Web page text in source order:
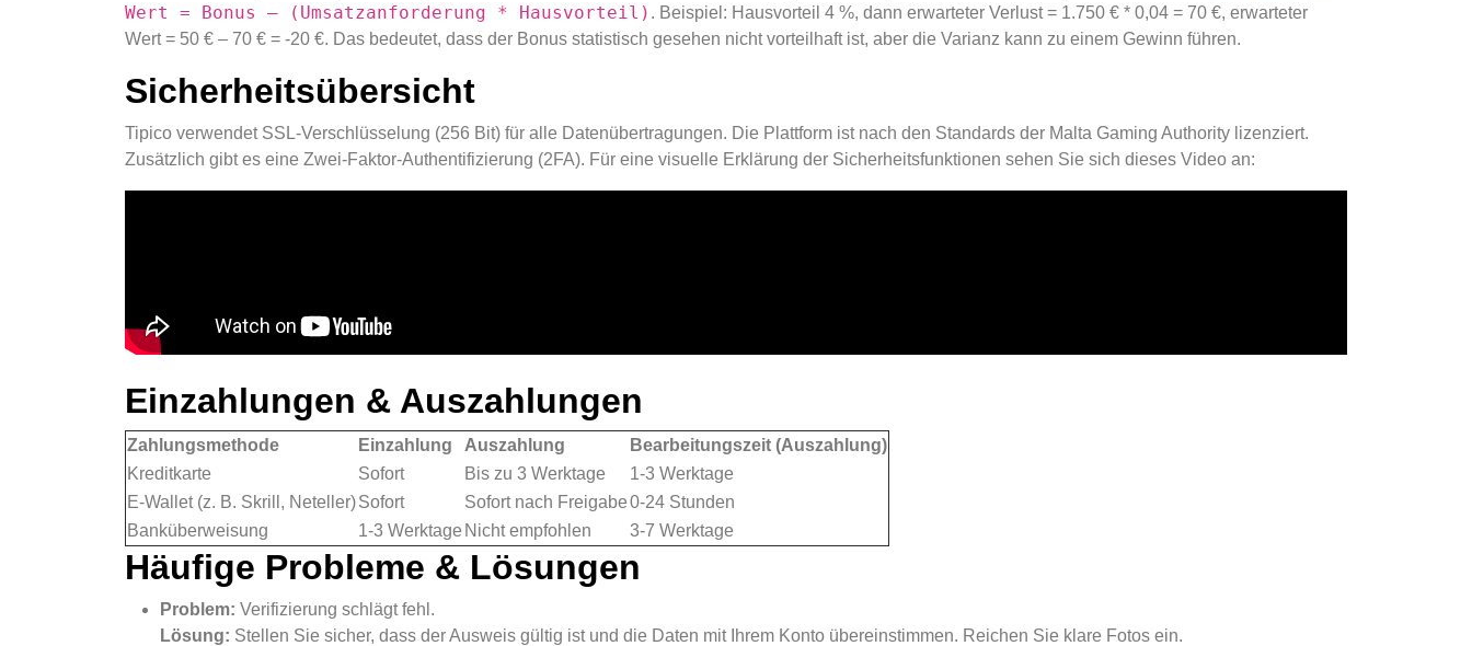
Wert = Bonus – (Umsatzanforderung * Hausvorteil) . Beispiel: Hausvorteil 4 %, dann erwarteter Verlust = 1.750 € * 0,04 = 70 €, erwarteter
Wert = 50 € – 70 € = -20 €. Das bedeutet, dass der Bonus statistisch gesehen nicht vorteilhaft ist, aber die Varianz kann zu einem Gewinn führen.
Sicherheitsübersicht
Tipico verwendet SSL-Verschlüsselung (256 Bit) für alle Datenübertragungen. Die Plattform ist nach den Standards der Malta Gaming Authority lizenziert.
Zusätzlich gibt es eine Zwei-Faktor-Authentifizierung (2FA). Für eine visuelle Erklärung der Sicherheitsfunktionen sehen Sie sich dieses Video an:
Einzahlungen & Auszahlungen
Zahlungsmethode Einzahlung Auszahlung
Bearbeitungszeit (Auszahlung)
Kreditkarte
Sofort Bis zu 3 Werktage
1-3 Werktage
E-Wallet (z. B. Skrill, Neteller)Sofort Sofort nach Freigabe0-24 Stunden
Banküberweisung
1-3 Werktage Nicht empfohlen 3-7 Werktage
Häufige Probleme & Lösungen
Problem: Verifizierung schlägt fehl.
Lösung: Stellen Sie sicher, dass der Ausweis gültig ist und die Daten mit Ihrem Konto übereinstimmen. Reichen Sie klare Fotos ein.